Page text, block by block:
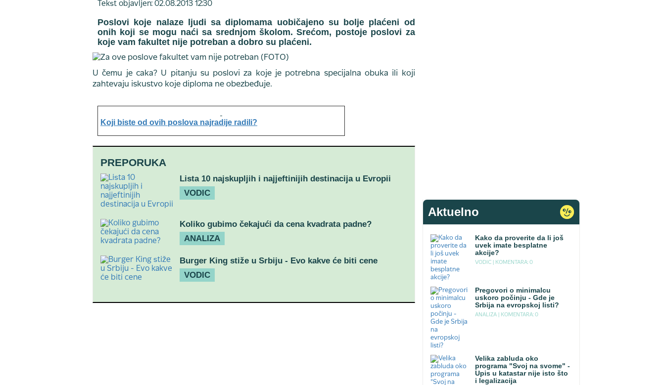
Tekst objavljen: 02.08.2013 12:30
Poslovi koje nalaze ljudi sa diplomama uobičajeno su bolje plaćeni od
onih koji se mogu naći sa srednjom školom. Srećom, postoje poslovi za
koje vam fakultet nije potreban a dobro su plaćeni.
U čemu je caka? U pitanju su poslovi za koje je potrebna specijalna obuka ili koji
zahtevaju iskustvo koje diploma ne obezbeđuje.
Koji biste od ovih poslova najradije radili?
PREPORUKA
Lista 10 najskupljih i najjeftinijih destinacija u Evropii
VODIC
Koliko gubimo čekajući da cena kvadrata padne?
ANALIZA
Burger King stiže u Srbiju - Evo kakve će biti cene
VODIC
Aktuelno
Kako da proverite da li još
uvek imate besplatne
akcije?
VODIC | KOMENTARA: 0
Pregovori o minimalcu
uskoro počinju - Gde je
Srbija na evropskoj listi?
ANALIZA | KOMENTARA: 0
Velika zabluda oko
programa "Svoj na svome" -
Upis u katastar nije isto što
i legalizacija